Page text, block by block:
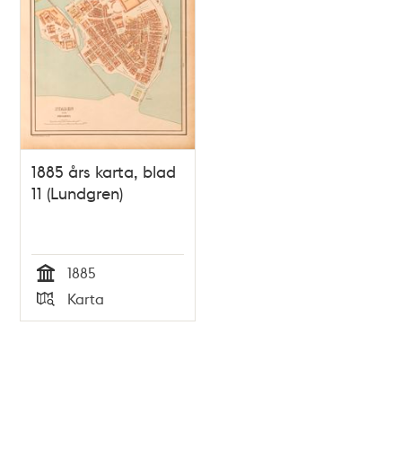
1885 års karta, blad
11 (Lundgren)
Tid
1885
Typ
Karta